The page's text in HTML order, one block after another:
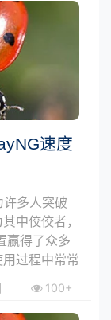
速度
多人突破
中佼佼者，
赢得了众多
过程中常常
100+